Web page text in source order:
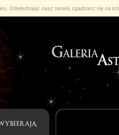
Odwiedzając nasz serwis zgadzasz się na